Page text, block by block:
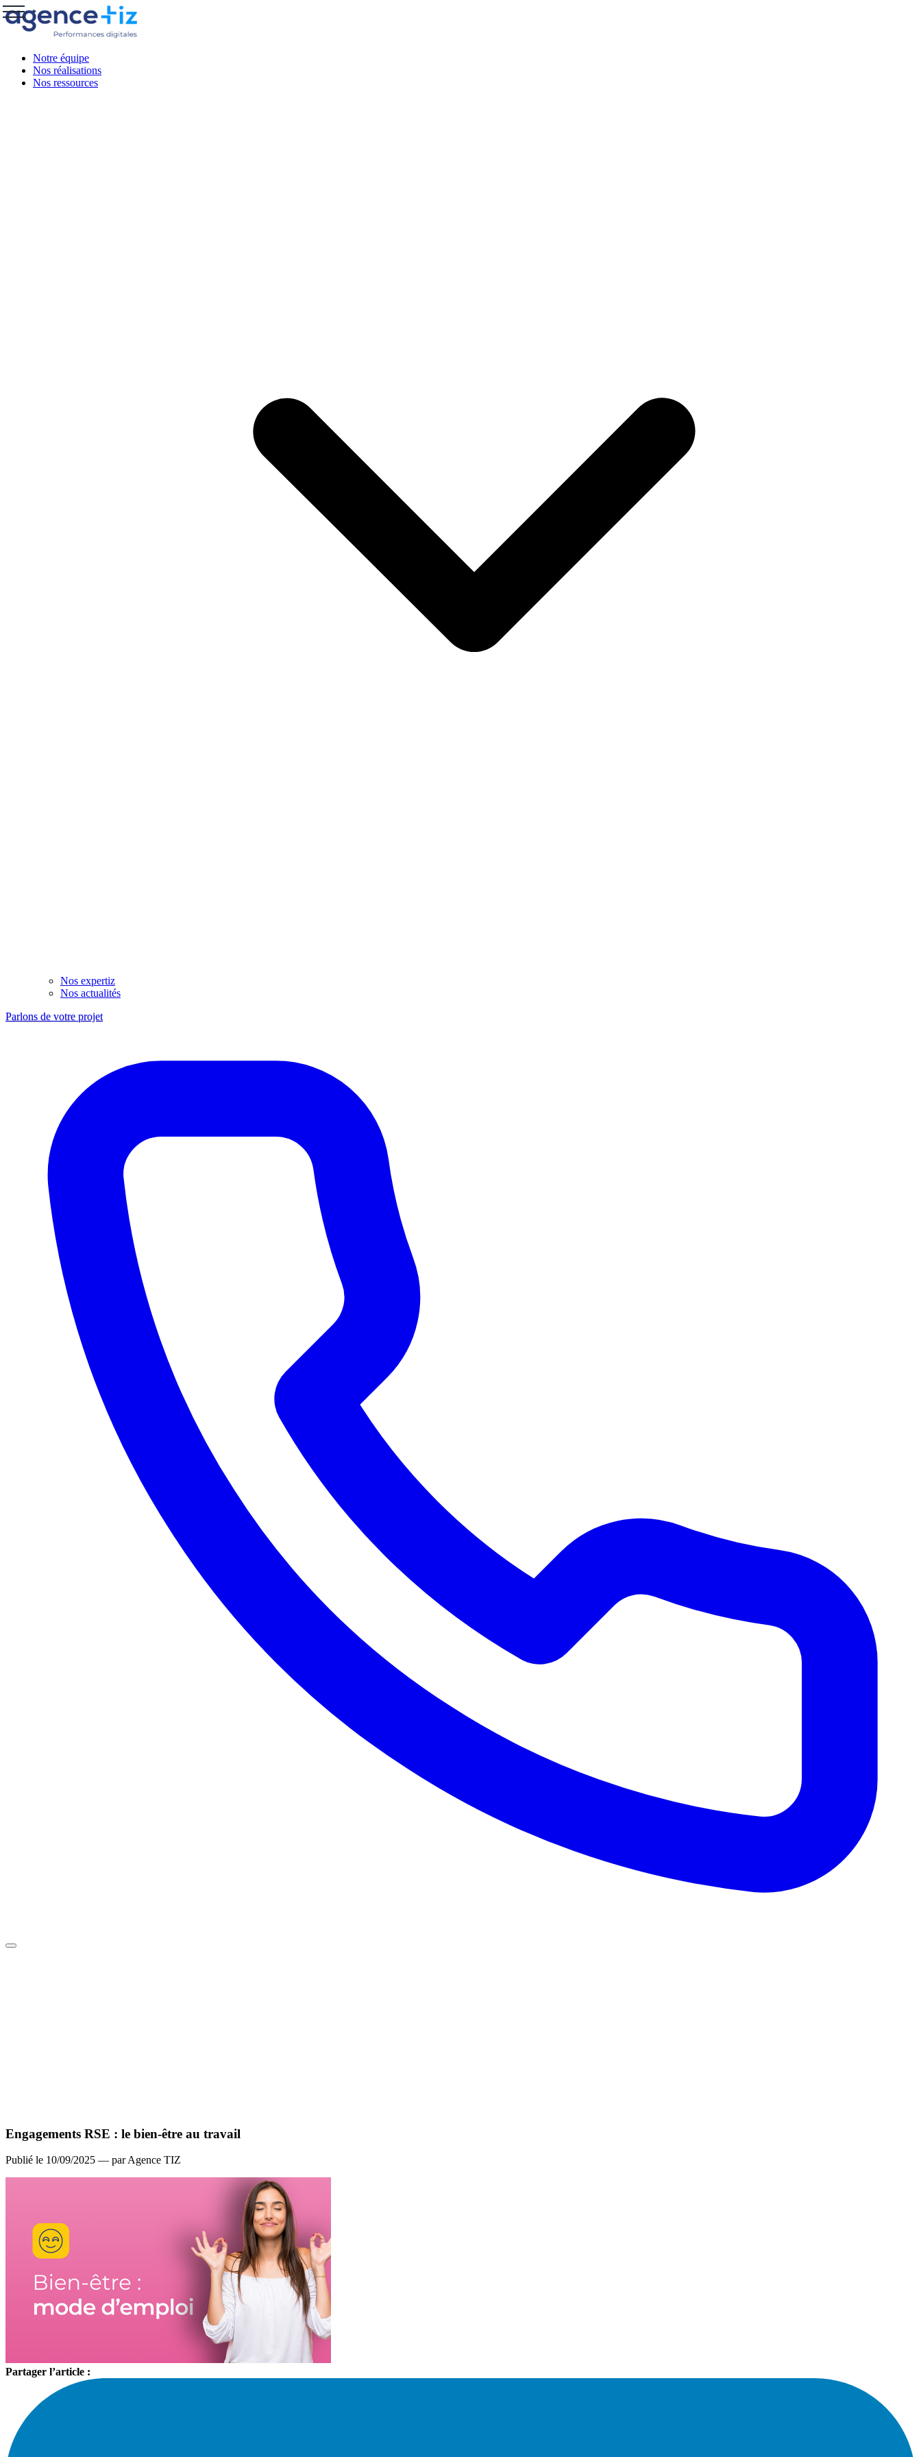
Notre équipe
Nos réalisations
Nos ressources
Nos expertiz
Nos actualités
Parlons de votre projet
Engagements RSE : le bien-être au travail
Publié le 10/09/2025 — par Agence TIZ
Partager l’article :